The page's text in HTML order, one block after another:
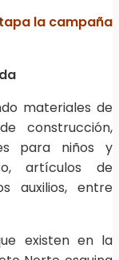
la campaña
materiales de
construcción,
para niños y
artículos de
auxilios, entre
existen en la